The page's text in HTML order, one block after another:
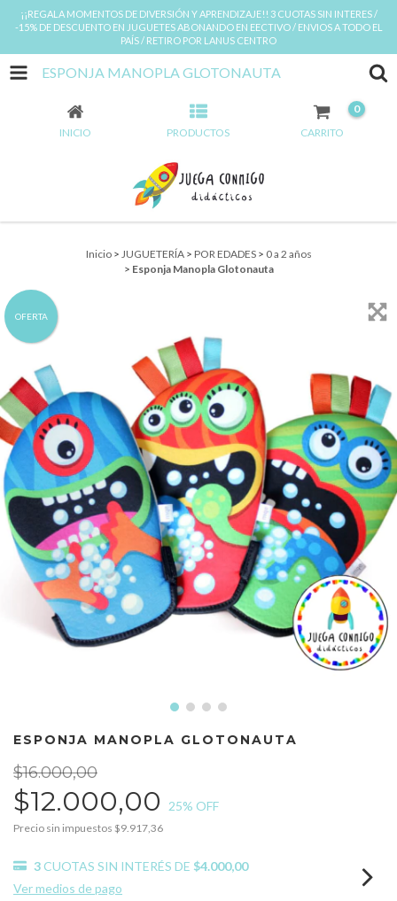
¡¡REGALA MOMENTOS DE DIVERSIÓN Y APRENDIZAJE!! 3 CUOTAS SIN INTERES /
-15% DE DESCUENTO EN JUGUETES ABONANDO EN EECTIVO / ENVIOS A TODO EL
PAÍS / RETIRO POR LANUS CENTRO
ESPONJA MANOPLA GLOTONAUTA
INICIO PRODUCTOS CARRITO
0
Inicio > JUGUETERÍA > POR EDADES > 0 a 2 años
> Esponja Manopla Glotonauta
OFERTA
ESPONJA MANOPLA GLOTONAUTA
$16.000,00
$12.000,00 25% OFF
Precio sin impuestos $9.917,36
3 CUOTAS SIN INTERÉS DE $4.000,00
Ver medios de pago